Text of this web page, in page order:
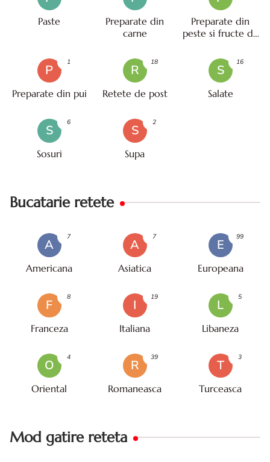
Paste
Preparate din
carne
Preparate din
peste si fructe de
P
Preparate din pui
1
R
Retete de post
18
S
Salate
16
S
Sosuri
6
S
Supa
2
Bucatarie retete
A
Americana
7
A
Asiatica
7
E
Europeana
99
F
Franceza
8
I
Italiana
19
L
Libaneza
5
O
Oriental
4
R
Romaneasca
39
T
Turceasca
3
Mod gatire reteta